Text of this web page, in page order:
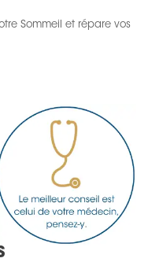
Sommeil et répare vos